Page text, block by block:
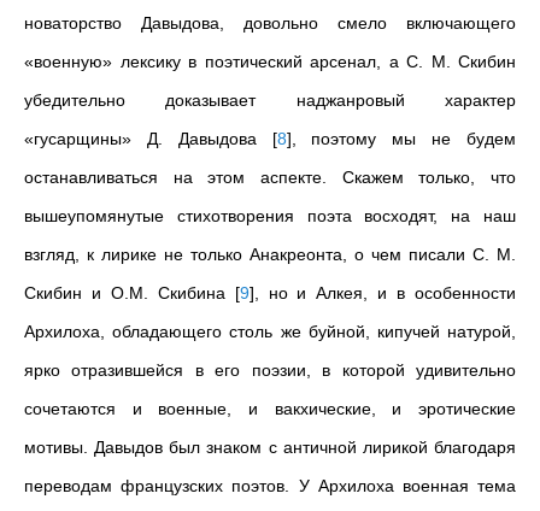
новаторство Давыдова, довольно смело включающего
«военную» лексику в поэтический арсенал, а С. М. Скибин
убедительно доказывает наджанровый характер
«гусарщины» Д. Давыдова [8] , поэтому мы не будем
останавливаться на этом аспекте. Скажем только, что
вышеупомянутые стихотворения поэта восходят, на наш
взгляд, к лирике не только Анакреонта, о чем писали С. М.
Скибин и О.М. Скибина [9] , но и Алкея, и в особенности
Архилоха, обладающего столь же буйной, кипучей натурой,
ярко отразившейся в его поэзии, в которой удивительно
сочетаются и военные, и вакхические, и эротические
мотивы. Давыдов был знаком с античной лирикой благодаря
переводам французских поэтов. У Архилоха военная тема